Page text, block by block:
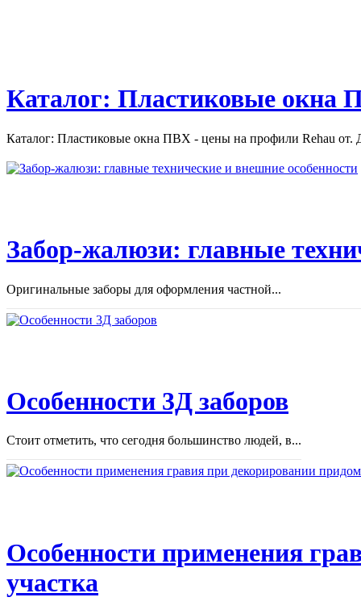
Каталог: Пластиковые окна
Каталог: Пластиковые окна ПВХ - цены на профили Rehau от.
Забор-жалюзи: главные
Оригинальные заборы для оформления частной...
Особенности 3Д заборов
Стоит отметить, что сегодня большинство людей, в...
Особенности применения
участка